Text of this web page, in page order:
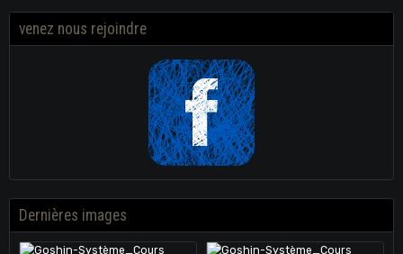
venez nous rejoindre
Dernières images